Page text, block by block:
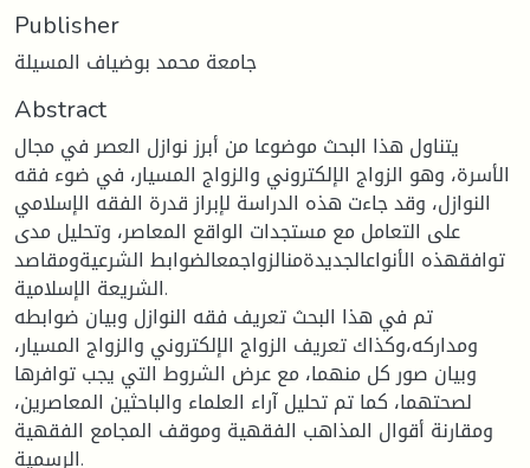
Publisher
جامعة محمد بوضياف المسيلة
Abstract
يتناول هذا البحث موضوعا من أبرز نوازل العصر في مجال
الأسرة، وهو الزواج الإلكتروني والزواج المسيار، في ضوء فقه
النوازل، وقد جاءت هذه الدراسة لإبراز قدرة الفقه الإسلامي
على التعامل مع مستجدات الواقع المعاصر، وتحليل مدى
توافقهذه الأنواعالجديدةمنالزواجمعالضوابط الشرعيةومقاصد
الشريعة الإسلامية.
تم في هذا البحث تعريف فقه النوازل وبيان ضوابطه
ومداركه،وكذاك تعريف الزواج الإلكتروني والزواج المسيار،
وبيان صور كل منهما، مع عرض الشروط التي يجب توافرها
لصحتهما، كما تم تحليل آراء العلماء والباحثين المعاصرين،
ومقارنة أقوال المذاهب الفقهية وموقف المجامع الفقهية
الرسمية.